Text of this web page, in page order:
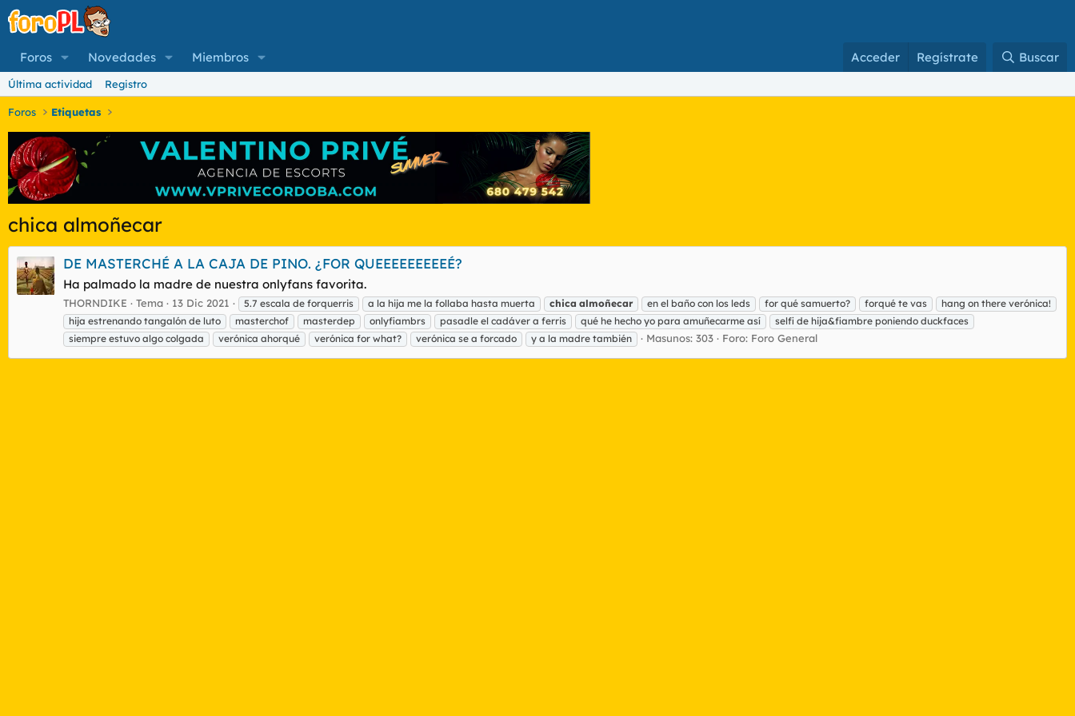
Foros Novedades Miembros Acceder Regístrate Buscar
Última actividad Registro
Foros Etiquetas
chica almoñecar
DE MASTERCHÉ A LA CAJA DE PINO. ¿FOR QUEEEEEEEEEÉ?
Ha palmado la madre de nuestra onlyfans favorita.
THORNDIKE Tema 13 Dic 2021 5.7 escala de forquerris a la hija me la follaba hasta muerta chica almoñecar en el baño con los leds for qué samuerto? forqué te vas
hang on there verónica!
hija estrenando tangalón de luto
masterchof masterdep onlyfiambrs pasadle el cadáver a ferris qué he hecho yo para amuñecarme así
selfi de hija&fiambre poniendo duckfaces
siempre estuvo algo colgada
verónica ahorqué verónica for what? verónica se a forcado y a la madre también Masunos: 303 Foro: Foro General